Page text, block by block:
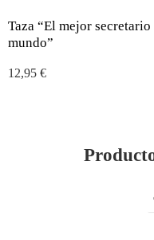
Taza “El mejor
mundo”
12,95 €